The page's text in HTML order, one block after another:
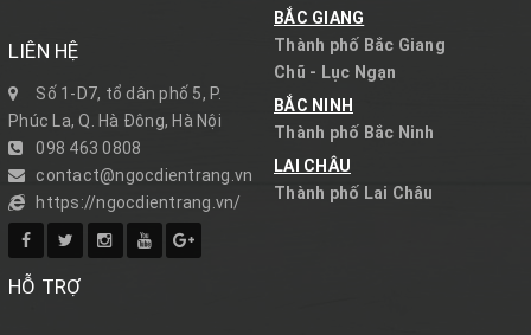
LIÊN HỆ
Số 1-D7, tổ dân phố 5, P.
Phúc La, Q. Hà Đông, Hà Nội
098 463 0808
contact@ngocdientrang.vn
https://ngocdientrang.vn/
BẮC GIANG
Thành phố Bắc Giang
Chũ - Lục Ngạn
BẮC NINH
Thành phố Bắc Ninh
LAI CHÂU
Thành phố Lai Châu
HỖ TRỢ